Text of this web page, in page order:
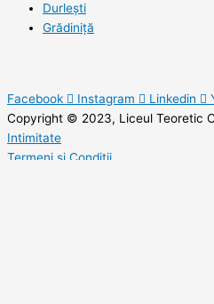
Durlești
Grădiniță
Facebook Instagram Linkedin
Copyright © 2023, Liceul Teoretic
Intimitate
Termeni și Condiții